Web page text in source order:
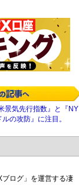
景気先行指数』と『NY
の攻防』に注目。
ブログ」を運営する凄